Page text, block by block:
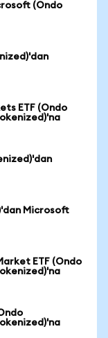
(Ondo
ETF (Ondo
Microsoft
ETF (Ondo